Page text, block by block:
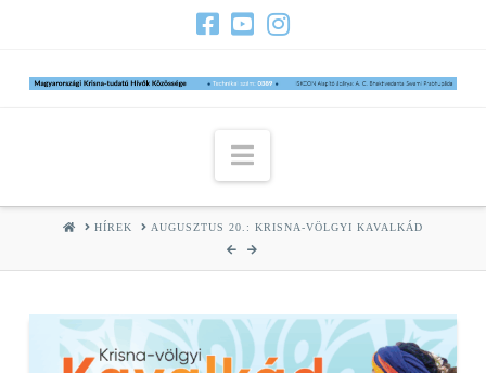
Navigation
HOMEHÍREK AUGUSZTUS 20.: KRISNA-VÖLGYI KAVALKÁD